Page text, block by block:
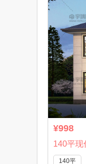
¥998
140平现
140平